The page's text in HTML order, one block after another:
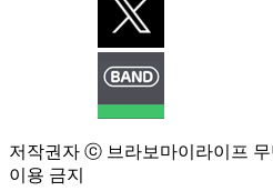
저작권자 ⓒ 브라보마이라이프
이용 금지